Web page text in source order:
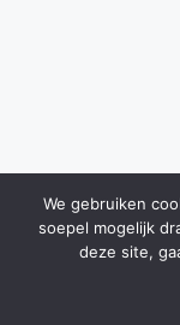
We gebruiken
soepel mogelijk
deze site,